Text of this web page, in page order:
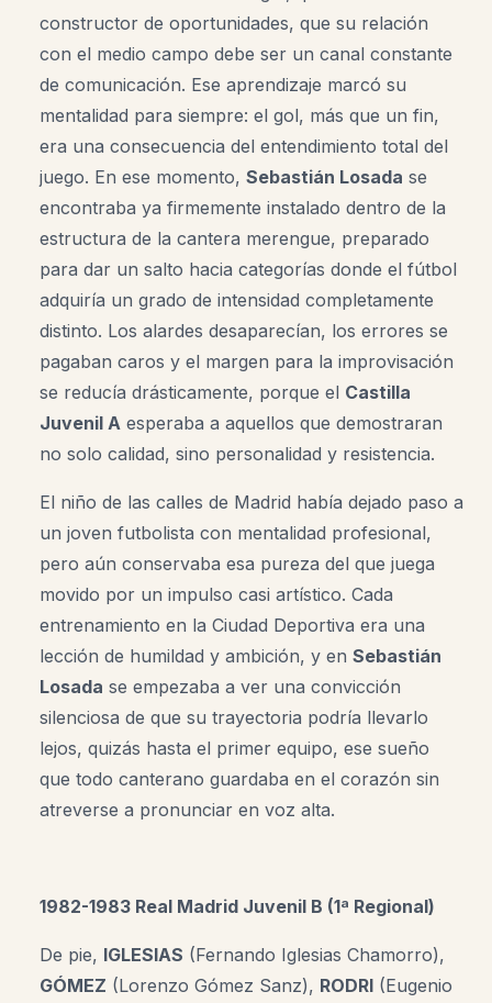
constructor de oportunidades, que su relación
con el medio campo debe ser un canal constante
de comunicación. Ese aprendizaje marcó su
mentalidad para siempre: el gol, más que un fin,
era una consecuencia del entendimiento total del
juego. En ese momento, Sebastián Losada se
encontraba ya firmemente instalado dentro de la
estructura de la cantera merengue, preparado
para dar un salto hacia categorías donde el fútbol
adquiría un grado de intensidad completamente
distinto. Los alardes desaparecían, los errores se
pagaban caros y el margen para la improvisación
se reducía drásticamente, porque el Castilla
Juvenil A esperaba a aquellos que demostraran
no solo calidad, sino personalidad y resistencia.
El niño de las calles de Madrid había dejado paso a
un joven futbolista con mentalidad profesional,
pero aún conservaba esa pureza del que juega
movido por un impulso casi artístico. Cada
entrenamiento en la Ciudad Deportiva era una
lección de humildad y ambición, y en Sebastián
Losada se empezaba a ver una convicción
silenciosa de que su trayectoria podría llevarlo
lejos, quizás hasta el primer equipo, ese sueño
que todo canterano guardaba en el corazón sin
atreverse a pronunciar en voz alta.
1982-1983 Real Madrid Juvenil B (1ª Regional)
De pie, IGLESIAS (Fernando Iglesias Chamorro),
GÓMEZ (Lorenzo Gómez Sanz), RODRI (Eugenio